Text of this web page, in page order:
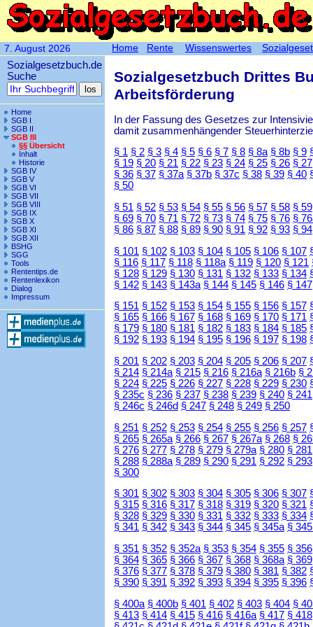
7. August 2026
Sozialgesetzbuch.de
Suche
Home
SGB I
SGB II
SGB III
§§ Übersicht
Inhalt
Historie
SGB IV
SGB V
SGB VI
SGB VII
SGB VIII
SGB IX
SGB X
SGB XI
SGB XII
BSHG
SGG
Tools
Rententips.de
Rentenlexikon
Dialog
Impressum
Sozialgesetzbuch Drittes
Arbeitsförderung
In der Fassung des Gesetzes zur
damit zusammenhängender
§ 1 § 2 § 3 § 4 § 5 § 6 § 7 § 8 § 8a § 8b § 9
§ 19 § 20 § 21 § 22 § 23 § 24 § 25 § 26 § 27
§ 36 § 37 § 37a § 37b § 37c § 38 § 39 § 40
§ 50
§ 51 § 52 § 53 § 54 § 55 § 56 § 57 § 58 § 59
§ 69 § 70 § 71 § 72 § 73 § 74 § 75 § 76 §
§ 86 § 87 § 88 § 89 § 90 § 91 § 92 § 93 § 94
§ 101 § 102 § 103 § 104 § 105 § 106 § 107
§ 116 § 117 § 118 § 118a § 119 § 120 § 121
§ 128 § 129 § 130 § 131 § 132 § 133 § 134
§ 142 § 143 § 143a § 144 § 145 § 146 § 147
§ 151 § 152 § 153 § 154 § 155 § 156 § 157
§ 165 § 166 § 167 § 168 § 169 § 170 § 171
§ 179 § 180 § 181 § 182 § 183 § 184 § 185
§ 192 § 193 § 194 § 195 § 196 § 197 § 198
§ 201 § 202 § 203 § 204 § 205 § 206 § 207
§ 214 § 214a § 215 § 216 § 216a § 216b §
§ 224 § 225 § 226 § 227 § 228 § 229 § 230
§ 235c § 236 § 237 § 238 § 239 § 240 § 241
§ 246c § 246d § 247 § 248 § 249 § 250
§ 251 § 252 § 253 § 254 § 255 § 256 § 257
§ 265 § 265a § 266 § 267 § 267a § 268 §
§ 276 § 277 § 278 § 279 § 279a § 280 § 281
§ 288 § 288a § 289 § 290 § 291 § 292 § 293
§ 300
§ 301 § 302 § 303 § 304 § 305 § 306 § 307
§ 315 § 316 § 317 § 318 § 319 § 320 § 321
§ 328 § 329 § 330 § 331 § 332 § 333 § 334
§ 341 § 342 § 343 § 344 § 345 § 345a §
§ 351 § 352 § 352a § 353 § 354 § 355 § 356
§ 364 § 365 § 366 § 367 § 368 § 368a § 369
§ 376 § 377 § 378 § 379 § 380 § 381 § 382
§ 390 § 391 § 392 § 393 § 394 § 395 § 396
§ 400a § 400b § 401 § 402 § 403 § 404 §
§ 413 § 414 § 415 § 416 § 416a § 417 § 418
Home Rente Wissenswertes